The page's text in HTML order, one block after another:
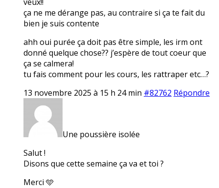
ça ne me dérange pas, au contraire si ça te fait du
bien je suis contente
ahh oui purée ça doit pas être simple, les irm ont
donné quelque chose?? j’espère de tout coeur que
ça se calmera!
tu fais comment pour les cours, les rattraper etc…?
13 novembre 2025 à 15 h 24 min #82762 Répondre
Une poussière isolée
Salut !
Disons que cette semaine ça va et toi ?
Merci 🩵